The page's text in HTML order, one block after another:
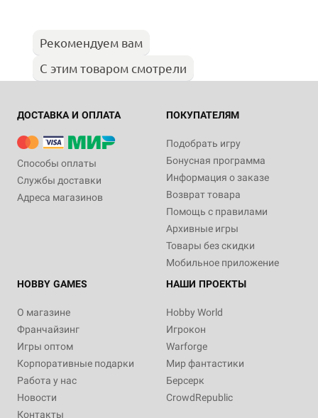
Рекомендуем вам
С этим товаром смотрели
ДОСТАВКА И ОПЛАТА
Способы оплаты
Службы доставки
Адреса магазинов
ПОКУПАТЕЛЯМ
Подобрать игру
Бонусная программа
Информация о заказе
Возврат товара
Помощь с правилами
Архивные игры
Товары без скидки
Мобильное приложение
HOBBY GAMES
О магазине
Франчайзинг
Игры оптом
Корпоративные подарки
Работа у нас
Новости
Контакты
НАШИ ПРОЕКТЫ
Hobby World
Игрокон
Warforge
Мир фантастики
Берсерк
CrowdRepublic